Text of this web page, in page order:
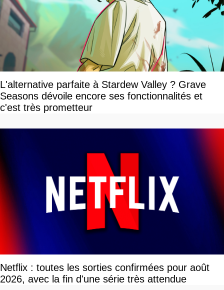
L'alternative parfaite à Stardew Valley ? Grave
Seasons dévoile encore ses fonctionnalités et
c'est très prometteur
Netflix : toutes les sorties confirmées pour août
2026, avec la fin d'une série très attendue